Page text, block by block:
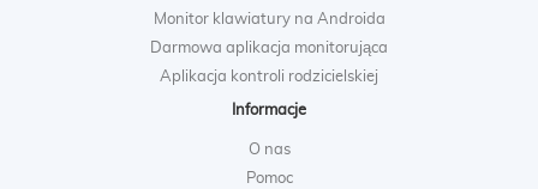
Monitor klawiatury na Androida
Darmowa aplikacja monitorująca
Aplikacja kontroli rodzicielskiej
Informacje
O nas
Pomoc